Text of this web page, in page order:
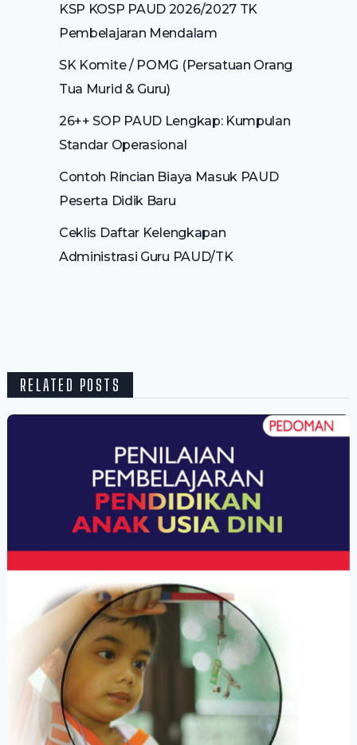
KSP KOSP PAUD 2026/2027 TK
Pembelajaran Mendalam
SK Komite / POMG (Persatuan Orang
Tua Murid & Guru)
26++ SOP PAUD Lengkap: Kumpulan
Standar Operasional
Contoh Rincian Biaya Masuk PAUD
Peserta Didik Baru
Ceklis Daftar Kelengkapan
Administrasi Guru PAUD/TK
RELATED POSTS